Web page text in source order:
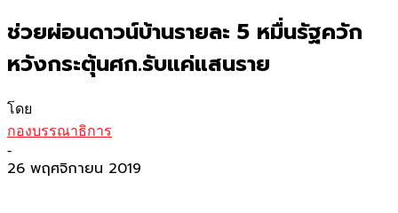
ช่วยผ่อนดาวน์บ้านรายละ 5 หมื่นรัฐควัก
หวังกระตุ้นศก.รับแค่แสนราย
โดย
กองบรรณาธิการ
-
26 พฤศจิกายน 2019